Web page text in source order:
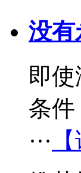
没有
即
条
···